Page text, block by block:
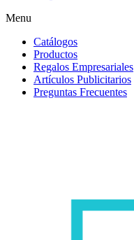
Menu
Catálogos
Productos
Regalos Empresariales
Artículos Publicitarios
Preguntas Frecuentes